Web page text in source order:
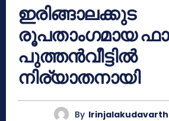
ഇരിങ്ങാലക്കുട
രൂപതാംഗമായ
പുത്തന്‍വീട്ടില്‍
നിര്യാതനായി
By